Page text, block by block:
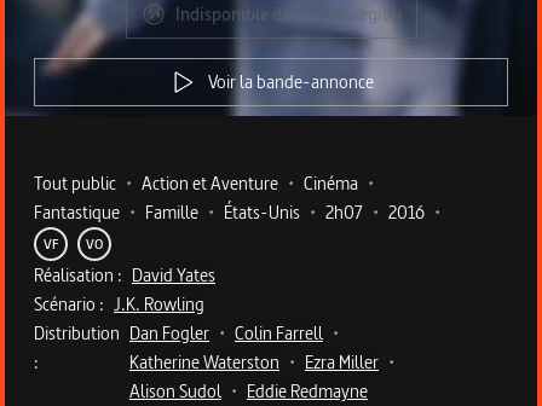
Indisponible dans votre région
Voir la bande-annonce
Metadata du programme
Tout public • Action et Aventure • Cinéma •
Fantastique • Famille • États-Unis • 2h07 • 2016 •
VF VO
Réalisation : David Yates
Scénario : J.K. Rowling
Distribution
:
Dan Fogler • Colin Farrell •
Katherine Waterston • Ezra Miller •
Alison Sudol • Eddie Redmayne